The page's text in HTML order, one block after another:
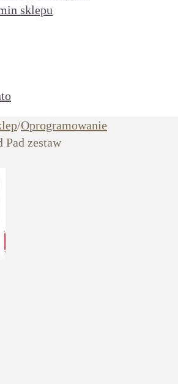
sklepu
/Oprogramowanie
zestaw